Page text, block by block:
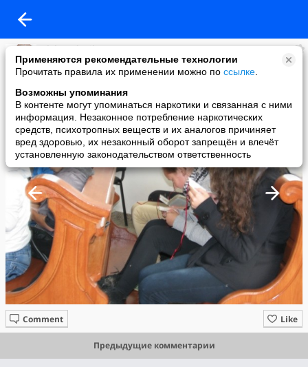
Применяются рекомендательные технологии
Прочитать правила их применении можно по ссылке
Возможны упоминания
В контенте могут упоминаться наркотики и связанная с ними
информация. Незаконное потребление наркотических
средств, психотропных веществ и их аналогов причиняет
вред здоровью, их незаконный оборот запрещён и влечёт
установленную законодательством ответственность
Aleksandr Sikora
added a photo
31 Aug в 22:42
Like
Comment
Предыдущие комментарии